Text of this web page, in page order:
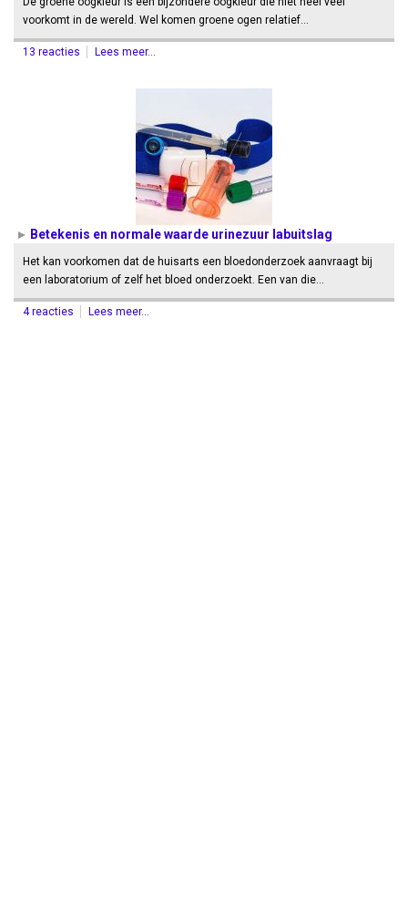
voorkomt in de wereld. Wel komen groene ogen relatief…
13 reacties Lees meer...
Betekenis en normale waarde urinezuur labuitslag
Het kan voorkomen dat de huisarts een bloedonderzoek aanvraagt bij
een laboratorium of zelf het bloed onderzoekt. Een van die…
4 reacties Lees meer...